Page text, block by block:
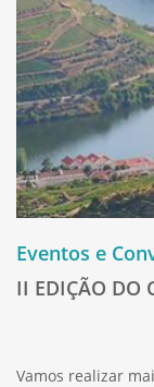
Eventos e
II EDIÇÃO DO
Vamos realizar